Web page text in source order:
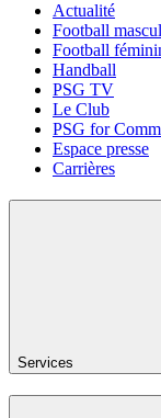
Actualité
Football
Football
Handball
PSG TV
Le Club
PSG for
Espace presse
Carrières
Services